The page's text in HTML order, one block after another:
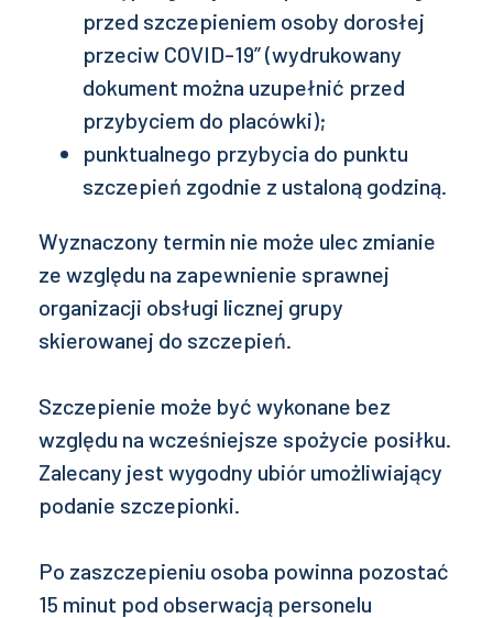
przed szczepieniem osoby dorosłej
przeciw COVID-19” (wydrukowany
dokument można uzupełnić przed
przybyciem do placówki);
punktualnego przybycia do punktu
szczepień zgodnie z ustaloną godziną.
Wyznaczony termin nie może ulec zmianie
ze względu na zapewnienie sprawnej
organizacji obsługi licznej grupy
skierowanej do szczepień.
Szczepienie może być wykonane bez
względu na wcześniejsze spożycie posiłku.
Zalecany jest wygodny ubiór umożliwiający
podanie szczepionki.
Po zaszczepieniu osoba powinna pozostać
15 minut pod obserwacją personelu